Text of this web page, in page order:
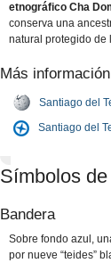
etnográfico Cha
conserva una
natural protegido de
Más información
Santiago del
Santiago del
Símbolos
Bandera
Sobre fondo azul,
por nueve “teides”